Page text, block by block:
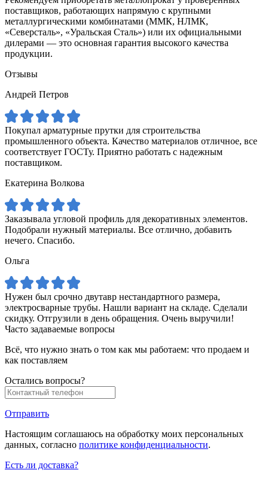
поставщиков, работающих напрямую с крупными
металлургическими комбинатами (ММК, НЛМК,
«Северсталь», «Уральская Сталь») или их официальными
дилерами — это основная гарантия высокого качества
продукции.
Отзывы
Андрей Петров
Покупал арматурные прутки для строительства
промышленного объекта. Качество материалов отличное, все
соответствует ГОСТу. Приятно работать с надежным
поставщиком.
Екатерина Волкова
Заказывала угловой профиль для декоративных элементов.
Подобрали нужный материалы. Все отлично, добавить
нечего. Спасибо.
Ольга
Нужен был срочно двутавр нестандартного размера,
электросварные трубы. Нашли вариант на складе. Сделали
скидку. Отгрузили в день обращения. Очень выручили!
Часто задаваемые вопросы
Всё, что нужно знать о том как мы работаем: что продаем и
как поставляем
Остались вопросы?
Отправить
Настоящим соглашаюсь на обработку моих персональных
данных, согласно политике конфиденциальности.
Есть ли доставка?